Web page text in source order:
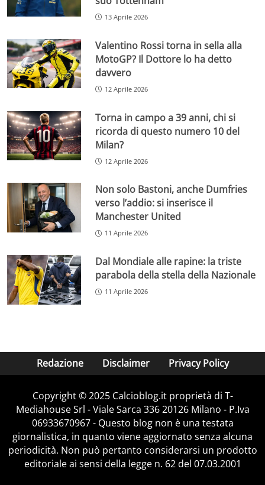
13 Aprile 2026
Valentino Rossi torna in sella alla
MotoGP? Il Dottore lo ha detto
davvero
12 Aprile 2026
Torna in campo a 39 anni, chi si
ricorda di questo numero 10 del
Milan?
12 Aprile 2026
Non solo Bastoni, anche Dumfries
verso l’addio: si inserisce il
Manchester United
11 Aprile 2026
Dal Mondiale alle rapine: la triste
parabola della stella della Nazionale
11 Aprile 2026
Redazione Disclaimer Privacy Policy
Copyright © 2025 Calcioblog.it proprietà di T-
Mediahouse Srl - Viale Sarca 336 20126 Milano - P.Iva
06933670967 - Questo blog non è una testata
giornalistica, in quanto viene aggiornato senza alcuna
periodicità. Non può pertanto considerarsi un prodotto
editoriale ai sensi della legge n. 62 del 07.03.2001